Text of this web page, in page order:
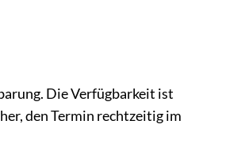
Die Verfügbarkeit ist
den Termin rechtzeitig im